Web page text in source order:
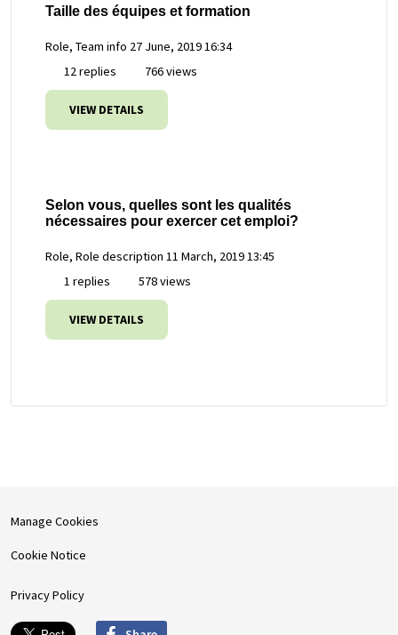
Taille des équipes et formation
Role, Team info 27 June, 2019 16:34
12 replies
766 views
VIEW DETAILS
Selon vous, quelles sont les qualités
nécessaires pour exercer cet emploi?
Role, Role description 11 March, 2019 13:45
1 replies
578 views
VIEW DETAILS
Manage Cookies
Cookie Notice
Privacy Policy